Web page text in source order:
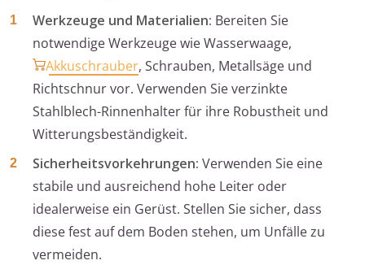
Werkzeuge und Materialien: Bereiten Sie
notwendige Werkzeuge wie Wasserwaage,
Akkuschrauber, Schrauben, Metallsäge und
Richtschnur vor. Verwenden Sie verzinkte
Stahlblech-Rinnenhalter für ihre Robustheit und
Witterungsbeständigkeit.
Sicherheitsvorkehrungen: Verwenden Sie eine
stabile und ausreichend hohe Leiter oder
idealerweise ein Gerüst. Stellen Sie sicher, dass
diese fest auf dem Boden stehen, um Unfälle zu
vermeiden.